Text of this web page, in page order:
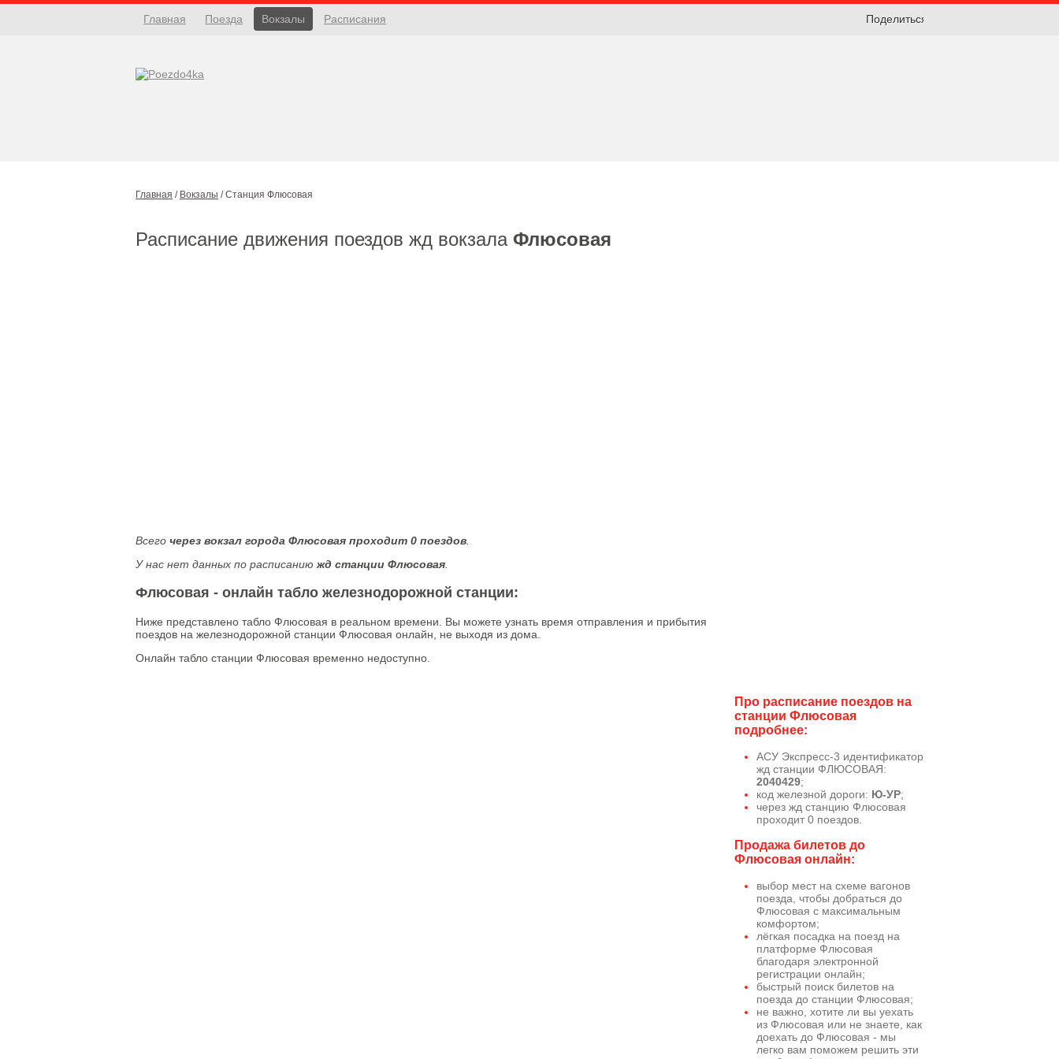
Главная Поезда Вокзалы Расписания Поделиться:
Главная / Вокзалы /Станция Флюсовая
Расписание движения поездов жд вокзала Флюсовая
Всего через вокзал города Флюсовая проходит 0 поездов
У нас нет данных по расписанию жд станции Флюсовая
Флюсовая - онлайн табло железнодорожной станции:
Ниже представлено табло Флюсовая в реальном времени. Вы можете узнать время отправления и прибытия
поездов на железнодорожной станции Флюсовая онлайн, не выходя из дома.
Онлайн табло станции Флюсовая временно недоступно.
Про расписание поездов на
станции Флюсовая
подробнее:
АСУ Экспресс-3 идентификатор
жд станции ФЛЮСОВАЯ:
2040429;
код железной дороги: Ю-УР;
через жд станцию Флюсовая
проходит 0 поездов.
Продажа билетов до
Флюсовая онлайн:
выбор мест на схеме вагонов
поезда, чтобы добраться до
Флюсовая с максимальным
комфортом;
лёгкая посадка на поезд на
платформе Флюсовая
благодаря электронной
регистрации онлайн;
быстрый поиск билетов на
поезда до станции Флюсовая;
не важно, хотите ли вы уехать
из Флюсовая или не знаете, как
доехать до Флюсовая - мы
легко вам поможем решить эти